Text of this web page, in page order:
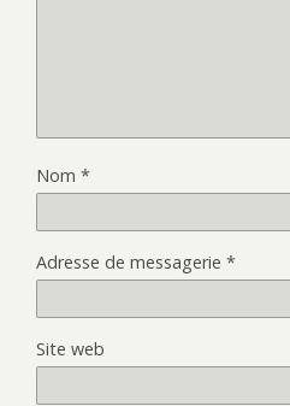
Nom *
Adresse de messagerie *
Site web